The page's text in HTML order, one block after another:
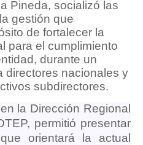
Pineda, socializó las
gestión que
de fortalecer la
para el cumplimiento
durante un
directores nacionales y
subdirectores.
la Dirección Regional
permitió presentar
orientará la actual